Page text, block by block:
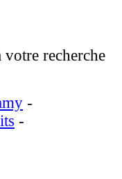
recherche
-
-